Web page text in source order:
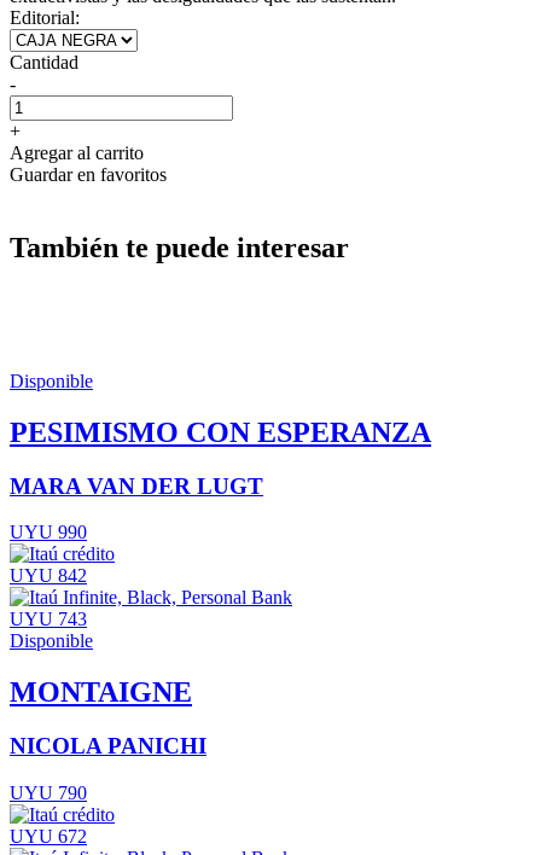
Editorial:
Cantidad
-
+
Agregar al carrito
Guardar en favoritos
También te puede interesar
Disponible
PESIMISMO CON ESPERANZA
MARA VAN DER LUGT
UYU 990
UYU 842
UYU 743
Disponible
MONTAIGNE
NICOLA PANICHI
UYU 790
UYU 672